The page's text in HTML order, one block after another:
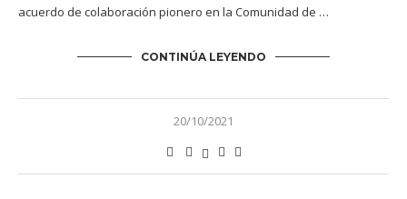
acuerdo de colaboración pionero en la Comunidad de …
CONTINÚA LEYENDO
20/10/2021